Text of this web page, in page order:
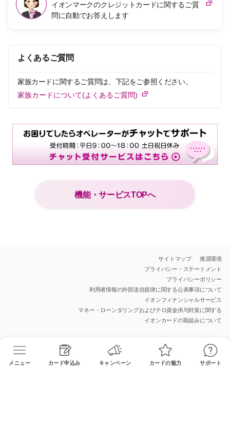
イオンマークのクレジットカードに関するご質
問に自動でお答えします
よくあるご質問
家族カードに関するご質問は、下記をご参照ください。
家族カードについて(よくあるご質問)
機能・サービスTOPへ
サイトマップ
推奨環境
プライバシー・ステートメント
プライバシーポリシー
利用者情報の外部送信規律に関する公表事項について
イオンフィナンシャルサービス
マネー・ローンダリングおよびテロ資金供与対策に関する
イオンカードの取組みについて
公式SNSアカウント
メニュー カード申込み キャンペーン カードの魅力 サポート